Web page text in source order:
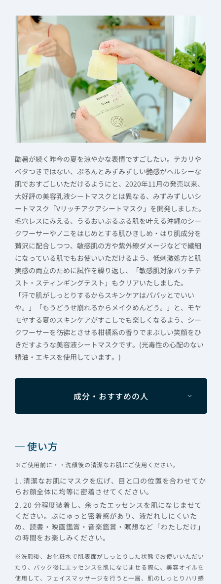
酷暑が続く昨今の夏を涼やかな表情ですごしたい。テカリや
ベタつきではない、ぷるんとみずみずしい艶感がヘルシーな
肌でおすごしいただけるようにと、2020年11月の発売以来、
大好評の美容乳液シートマスクとは異なる、みずみずしいシ
ートマスク「Vリッチアクアシートマスク」を開発しました。
毛穴レスにみえる、うるおいぷるぷる肌を叶える沖縄のシー
クワーサーやノニをはじめとする肌ひきしめ・はり肌成分を
贅沢に配合しつつ、敏感肌の方や紫外線ダメージなどで繊細
になっている肌でもお使いいただけるよう、低刺激処方と肌
実感の両立のために試作を繰り返し、「敏感肌対象パッチテ
スト・スティンギングテスト」もクリアいたしました。
「汗で肌がしっとりするからスキンケアはパパッとでいい
や。」「もうどうせ崩れるからメイクめんどう。」と、モヤ
モヤする夏のスキンケアがすこしでも楽しくなるよう、シー
クワーサーを彷彿とさせる柑橘系の香りでまぶしい笑顔をひ
きだすような美容液シートマスクです。(光毒性の心配のない
精油・エキスを使用しています。)
成分・おすすめの人
使い方
※ご使用前に・・洗顔後の清潔なお肌にご使用ください。
1. 清潔なお肌にマスクを広げ、目と口の位置を合わせてか
らお顔全体に均等に密着させてください。
2. 20 分程度装着し、余ったエッセンスを肌になじませて
ください。ぷにゅっと密着感があり、液だれしにくいた
め、読書・映画鑑賞・音楽鑑賞・瞑想など「わたしだけ」
の時間をお楽しみください。
※洗顔後、お化粧水で肌表面がしっとりした状態でお使いいただい
たり、パック後にエッセンスを肌になじませる際に、美容オイルを
使用して、フェイスマッサージを行うと一層、肌のしっとりハリ感